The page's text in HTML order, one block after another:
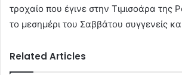
τροχαίο που έγινε στην Τιμισοάρα της
το μεσημέρι του Σαββάτου συγγενείς
Related Articles